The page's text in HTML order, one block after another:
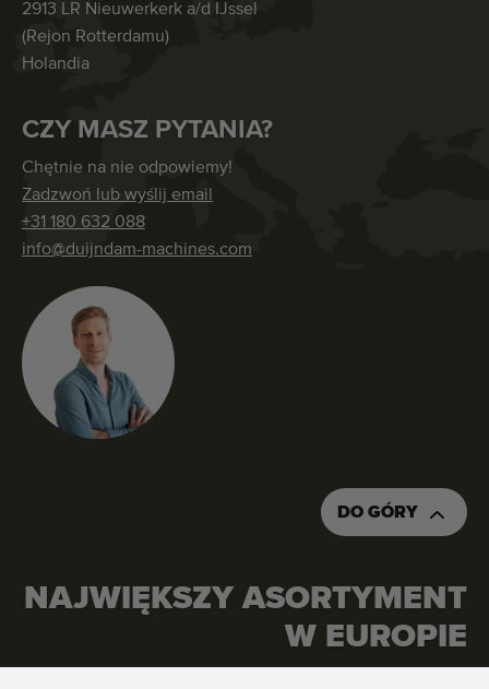
2913 LR Nieuwerkerk a/d IJssel
(Rejon Rotterdamu)
Holandia
CZY MASZ PYTANIA?
Chętnie na nie odpowiemy!
Zadzwoń lub wyślij email
+31 180 632 088
info@duijndam-machines.com
DO GÓRY
NAJWIĘKSZY ASORTYMENT
W EUROPIE